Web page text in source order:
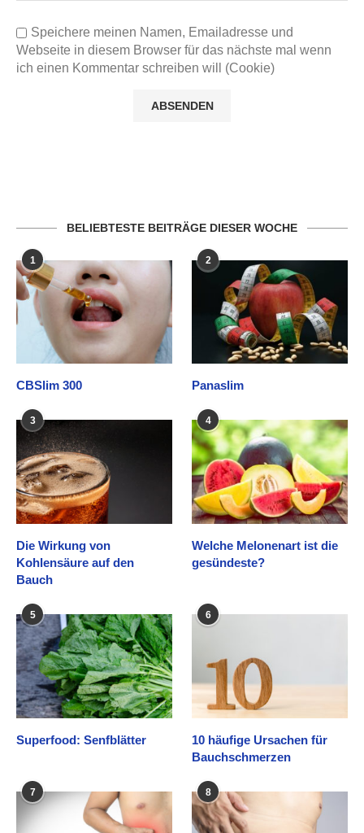
Speichere meinen Namen, Emailadresse und
Webseite in diesem Browser für das nächste mal wenn
ich einen Kommentar schreiben will (Cookie)
BELIEBTESTE BEITRÄGE DIESER WOCHE
1
CBSlim 300
2
Panaslim
3
Die Wirkung von
Kohlensäure auf den
Bauch
4
Welche Melonenart ist die
gesündeste?
5
Superfood: Senfblätter
6
10 häufige Ursachen für
Bauchschmerzen
7 8